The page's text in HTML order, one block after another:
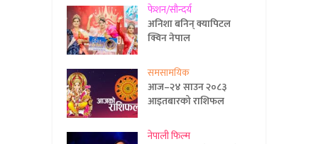
फेशन/सौन्दर्य
अनिशा बनिन् क्यापिटल
क्विन नेपाल
समसामयिक
आज–२४ साउन २०८३
आइतबारको राशिफल
नेपाली फिल्म